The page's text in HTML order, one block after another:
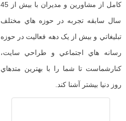
کامل از مشاورين و مديران با بيش از 45
سال سابقه تجربه در حوزه هاي مختلف
تبليغاتي و بيش از يک دهه فعاليت در حوزه
رسانه هاي اجتماعي و طراحي سايت،
کنارشماست تا شما را با بهترين متدهاي
روز دنيا بيشتر آشنا کند.